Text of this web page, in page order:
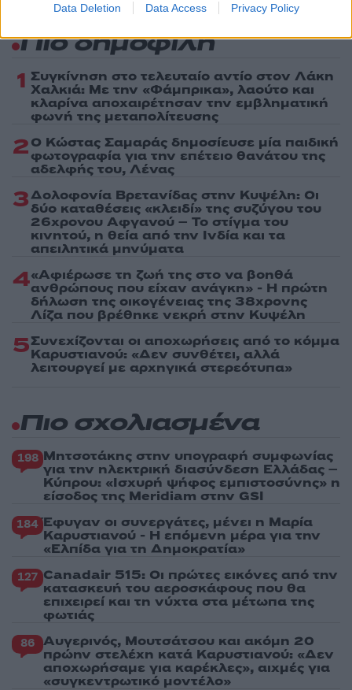
Data Deletion Data Access Privacy Policy
Πιο δημοφιλή
1 Συγκίνηση στο τελευταίο αντίο στον Λάκη
Χαλκιά: Με την «Φάμπρικα», λαούτο και
κλαρίνα αποχαιρέτησαν την εμβληματική
φωνή της μεταπολίτευσης
2Ο Κώστας Σαμαράς δημοσίευσε μία παιδική
φωτογραφία για την επέτειο θανάτου της
αδελφής του, Λένας
3Δολοφονία Βρετανίδας στην Κυψέλη: Οι
δύο καταθέσεις «κλειδί» της συζύγου του
26χρονου Αφγανού – Το στίγμα του
κινητού, η θεία από την Ινδία και τα
απειλητικά μηνύματα
4«Αφιέρωσε τη ζωή της στο να βοηθά
ανθρώπους που είχαν ανάγκη» - Η πρώτη
δήλωση της οικογένειας της 38χρονης
Λίζα που βρέθηκε νεκρή στην Κυψέλη
5Συνεχίζονται οι αποχωρήσεις από το κόμμα
Καρυστιανού: «Δεν συνθέτει, αλλά
λειτουργεί με αρχηγικά στερεότυπα»
Πιο σχολιασμένα
198 Μητσοτάκης στην υπογραφή συμφωνίας
για την ηλεκτρική διασύνδεση Ελλάδας –
Κύπρου: «Ισχυρή ψήφος εμπιστοσύνης» η
είσοδος της Meridiam στην GSI
184 Έφυγαν οι συνεργάτες, μένει η Μαρία
Καρυστιανού - Η επόμενη μέρα για την
«Ελπίδα για τη Δημοκρατία»
127 Canadair 515: Οι πρώτες εικόνες από την
κατασκευή του αεροσκάφους που θα
επιχειρεί και τη νύχτα στα μέτωπα της
φωτιάς
86 Αυγερινός, Μουτσάτσου και ακόμη 20
πρώην στελέχη κατά Καρυστιανού: «Δεν
αποχωρήσαμε για καρέκλες», αιχμές για
«συγκεντρωτικό μοντέλο»